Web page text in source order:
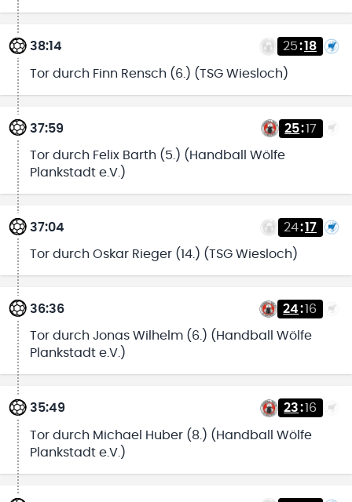
38:14 25:18
Tor durch Finn Rensch (6.) (TSG Wiesloch)
37:59 25:17
Tor durch Felix Barth (5.) (Handball Wölfe
Plankstadt e.V.)
37:04 24:17
Tor durch Oskar Rieger (14.) (TSG Wiesloch)
36:36 24:16
Tor durch Jonas Wilhelm (6.) (Handball Wölfe
Plankstadt e.V.)
35:49 23:16
Tor durch Michael Huber (8.) (Handball Wölfe
Plankstadt e.V.)